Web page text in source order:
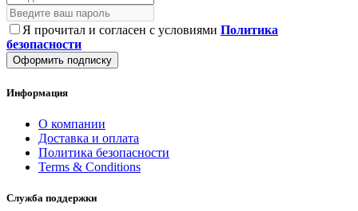
Я прочитал и согласен с условиями Политика
безопасности
Оформить подписку
Информация
О компании
Доставка и оплата
Политика безопасности
Terms & Conditions
Служба поддержки